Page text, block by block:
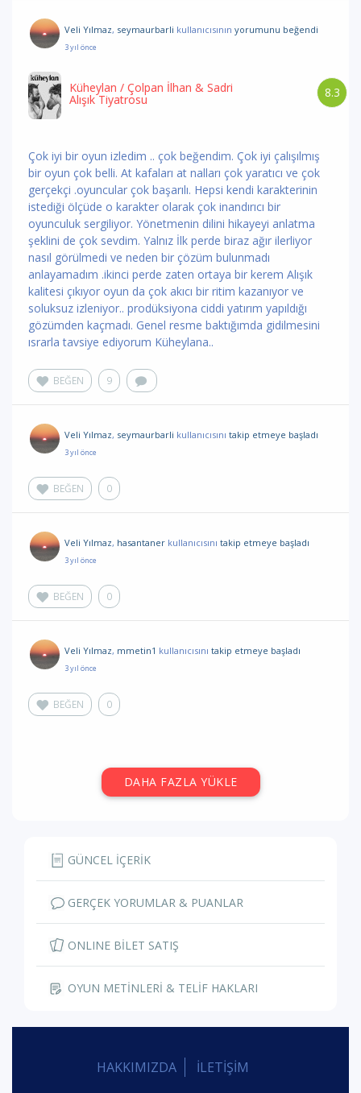
Veli Yılmaz, seymaurbarli kullanıcısının yorumunu beğendi
3 yıl önce
8.3
Küheylan / Çolpan İlhan & Sadri
Alışık Tiyatrosu
Çok iyi bir oyun izledim .. çok beğendim. Çok iyi çalışılmış
bir oyun çok belli. At kafaları at nalları çok yaratıcı ve çok
gerçekçi .oyuncular çok başarılı. Hepsi kendi karakterinin
istediği ölçüde o karakter olarak çok inandırıcı bir
oyunculuk sergiliyor. Yönetmenin dilini hikayeyi anlatma
şeklini de çok sevdim. Yalnız İlk perde biraz ağır ilerliyor
nasıl görülmedi ve neden bir çözüm bulunmadı
anlayamadım .ikinci perde zaten ortaya bir kerem Alışık
kalitesi çıkıyor oyun da çok akıcı bir ritim kazanıyor ve
soluksuz izleniyor.. prodüksiyona ciddi yatırım yapıldığı
gözümden kaçmadı. Genel resme baktığımda gidilmesini
ısrarla tavsiye ediyorum Küheylana..
BEĞEN 9
Veli Yılmaz, seymaurbarli kullanıcısını takip etmeye başladı
3 yıl önce
BEĞEN 0
Veli Yılmaz, hasantaner kullanıcısını takip etmeye başladı
3 yıl önce
BEĞEN 0
Veli Yılmaz, mmetin1 kullanıcısını takip etmeye başladı
3 yıl önce
BEĞEN 0
DAHA FAZLA YÜKLE
GÜNCEL İÇERİK
GERÇEK YORUMLAR & PUANLAR
ONLINE BİLET SATIŞ
OYUN METİNLERİ & TELİF HAKLARI
HAKKIMIZDA İLETİŞİM